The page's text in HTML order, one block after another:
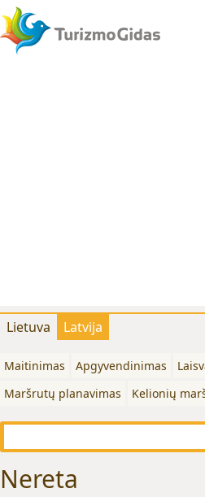
Lietuva Latvija
Maitinimas Apgyvendinimas
Maršrutų planavimas
Kelionių
Nereta